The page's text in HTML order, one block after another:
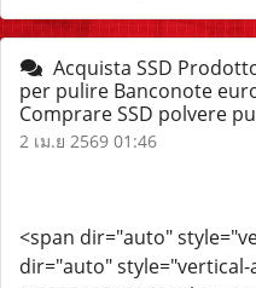
Acquista SSD
per pulire Banconote
Comprare SSD polvere
2 เม.ย 2569 01:46
<span dir="auto"
dir="auto"